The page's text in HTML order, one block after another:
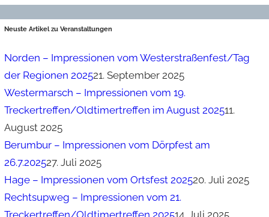
Neuste Artikel zu Veranstaltungen
Norden – Impressionen vom Westerstraßenfest/Tag
der Regionen 202521. September 2025
Westermarsch – Impressionen vom 19.
Treckertreffen/Oldtimertreffen im August 202511.
August 2025
Berumbur – Impressionen vom Dörpfest am
26.7.202527. Juli 2025
Hage – Impressionen vom Ortsfest 202520. Juli 2025
Rechtsupweg – Impressionen vom 21.
Treckertreffen/Oldtimertreffen 202514. Juli 2025